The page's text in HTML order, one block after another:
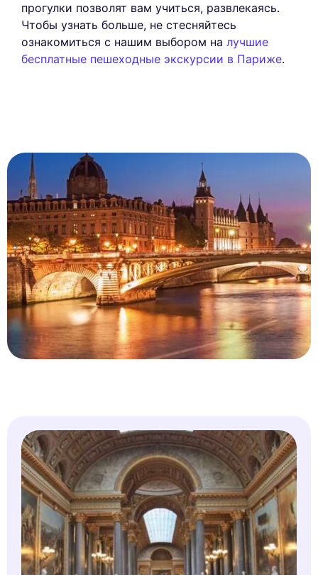
прогулки позволят вам учиться, развлекаясь.
Чтобы узнать больше, не стесняйтесь
ознакомиться с нашим выбором на лучшие
бесплатные пешеходные экскурсии в Париже.